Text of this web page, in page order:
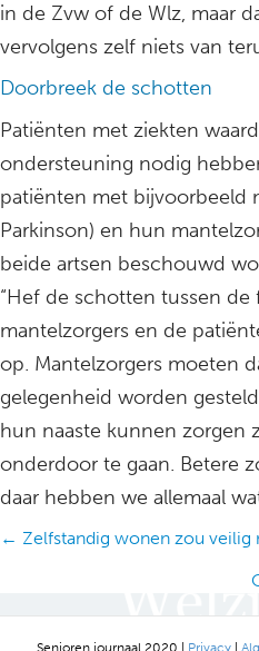
in de Zvw of de Wlz, maar
vervolgens zelf niets van
Doorbreek de schotten
Patiënten met ziekten
ondersteuning nodig
patiënten met bijvoorbeeld
Parkinson) en hun
beide artsen beschouwd
“Hef de schotten tussen de
mantelzorgers en de
op. Mantelzorgers moeten
gelegenheid worden
hun naaste kunnen zorgen
onderdoor te gaan. Betere
daar hebben we allemaal
Posts
← Zelfstandig wonen zou veilig